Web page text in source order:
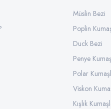
Müslin Bezi
Poplin
Duck Bezi
Penye
Polar
Viskon
Kışlık